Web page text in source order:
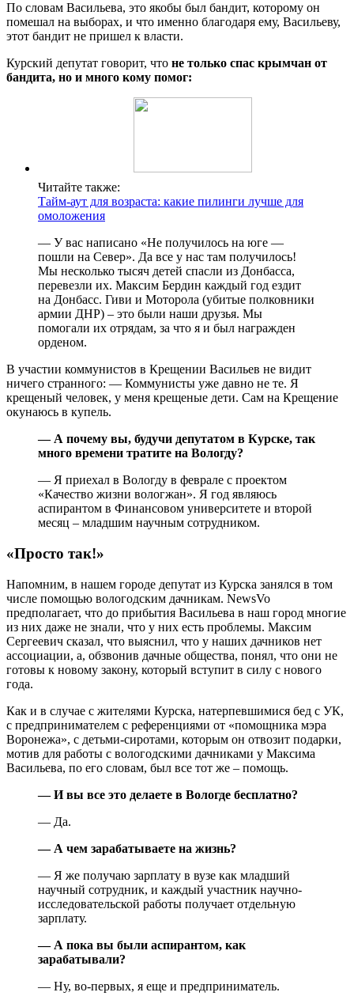
По словам Васильева, это якобы был бандит, которому он
помешал на выборах, и что именно благодаря ему, Васильеву,
этот бандит не пришел к власти.
Курский депутат говорит, что не только спас крымчан от
бандита, но и много кому помог:
Читайте также:
Тайм-аут для возраста: какие пилинги лучше для
омоложения
— У вас написано «Не получилось на юге —
пошли на Север». Да все у нас там получилось!
Мы несколько тысяч детей спасли из Донбасса,
перевезли их. Максим Бердин каждый год ездит
на Донбасс. Гиви и Моторола (убитые полковники
армии ДНР) – это были наши друзья. Мы
помогали их отрядам, за что я и был награжден
орденом.
В участии коммунистов в Крещении Васильев не видит
ничего странного: — Коммунисты уже давно не те. Я
крещеный человек, у меня крещеные дети. Сам на Крещение
окунаюсь в купель.
— А почему вы, будучи депутатом в Курске, так
много времени тратите на Вологду?
— Я приехал в Вологду в феврале с проектом
«Качество жизни вологжан». Я год являюсь
аспирантом в Финансовом университете и второй
месяц – младшим научным сотрудником.
«Просто так!»
Напомним, в нашем городе депутат из Курска занялся в том
числе помощью вологодским дачникам. NewsVo
предполагает, что до прибытия Васильева в наш город многие
из них даже не знали, что у них есть проблемы. Максим
Сергеевич сказал, что выяснил, что у наших дачников нет
ассоциации, а, обзвонив дачные общества, понял, что они не
готовы к новому закону, который вступит в силу с нового
года.
Как и в случае с жителями Курска, натерпевшимися бед с УК,
с предпринимателем с референциями от «помощника мэра
Воронежа», с детьми-сиротами, которым он отвозит подарки,
мотив для работы с вологодскими дачниками у Максима
Васильева, по его словам, был все тот же – помощь.
— И вы все это делаете в Вологде бесплатно?
— Да.
— А чем зарабатываете на жизнь?
— Я же получаю зарплату в вузе как младший
научный сотрудник, и каждый участник научно-
исследовательской работы получает отдельную
зарплату.
— А пока вы были аспирантом, как
зарабатывали?
— Ну, во-первых, я еще и предприниматель.